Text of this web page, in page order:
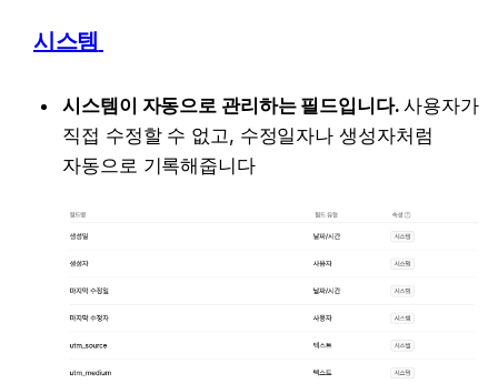
시스템
시스템이 자동으로 관리하는 필드입니다. 사용자가
직접 수정할 수 없고, 수정일자나 생성자처럼
자동으로 기록해줍니다